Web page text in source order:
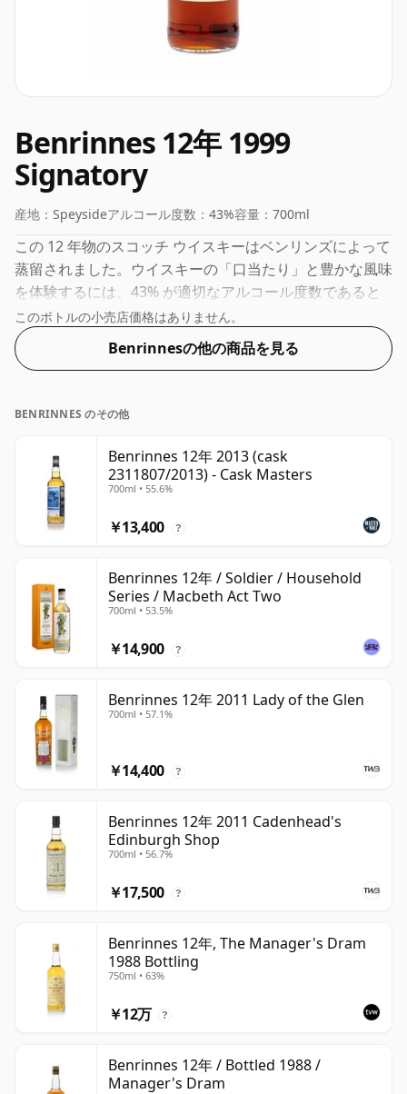
Benrinnes 12年 1999
Signatory
産地： Speysideアルコール度数： 43%容量： 700ml
この 12 年物のスコッチ ウイスキーはベンリンズによって
蒸留されました。ウイスキーの「口当たり」と豊かな風味
を体験するには、43% が適切なアルコール度数であると
多くの人が考えています。
このボトルの小売店価格はありません。
Benrinnesの他の商品を見る
BENRINNES のその他
Benrinnes 12年 2013 (cask
2311807/2013) - Cask Masters
700ml • 55.6%
￥13,400 ?
Benrinnes 12年 / Soldier / Household
Series / Macbeth Act Two
700ml • 53.5%
￥14,900 ?
Benrinnes 12年 2011 Lady of the Glen
700ml • 57.1%
￥14,400 ?
Benrinnes 12年 2011 Cadenhead's
Edinburgh Shop
700ml • 56.7%
￥17,500 ?
Benrinnes 12年, The Manager's Dram
1988 Bottling
750ml • 63%
￥12万 ?
Benrinnes 12年 / Bottled 1988 /
Manager's Dram